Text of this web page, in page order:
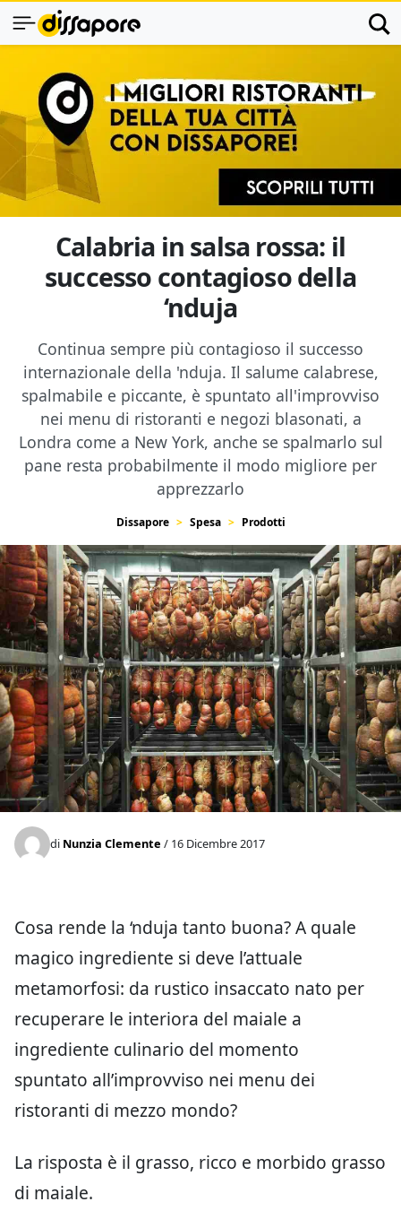
Calabria in salsa rossa: il
successo contagioso della
‘nduja
Continua sempre più contagioso il successo
internazionale della 'nduja. Il salume calabrese,
spalmabile e piccante, è spuntato all'improvviso
nei menu di ristoranti e negozi blasonati, a
Londra come a New York, anche se spalmarlo sul
pane resta probabilmente il modo migliore per
apprezzarlo
Dissapore Spesa Prodotti
di Nunzia Clemente / 16 Dicembre 2017
Cosa rende la ‘nduja tanto buona? A quale
magico ingrediente si deve l’attuale
metamorfosi: da rustico insaccato nato per
recuperare le interiora del maiale a
ingrediente culinario del momento
spuntato all’improvviso nei menu dei
ristoranti di mezzo mondo?
La risposta è il grasso, ricco e morbido grasso
di maiale.